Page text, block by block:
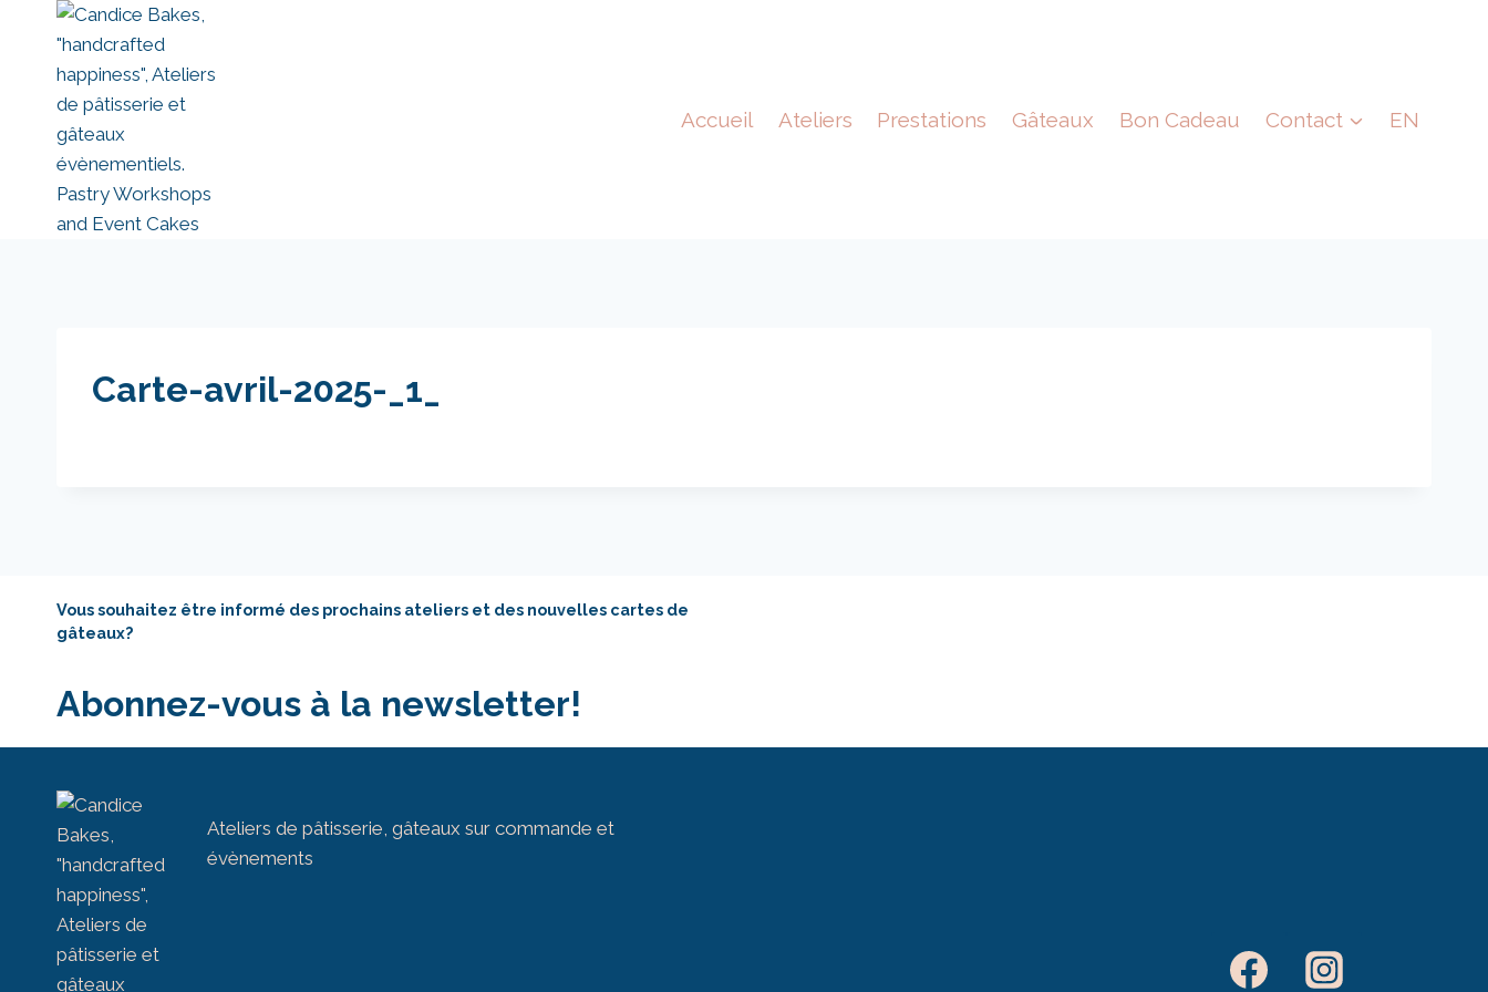
contenu
Accueil Ateliers Prestations Gâteaux Bon Cadeau Contact EN
Carte-avril-2025-_1_
Vous souhaitez être informé des prochains ateliers et des nouvelles cartes de
gâteaux?
Abonnez-vous à la newsletter!
Ateliers de pâtisserie, gâteaux sur commande et
évènements